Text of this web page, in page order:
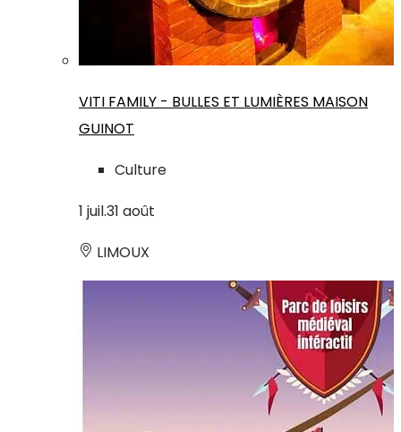
VITI FAMILY - BULLES ET LUMIÈRES MAISON
GUINOT
Culture
1 juil.31 août
LIMOUX